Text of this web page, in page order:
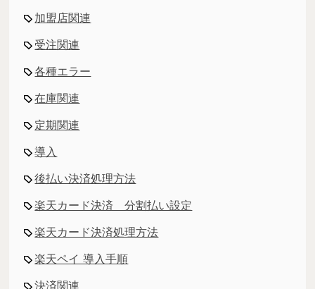
加盟店関連
受注関連
各種エラー
在庫関連
定期関連
導入
後払い決済処理方法
楽天カード決済 分割払い設定
楽天カード決済処理方法
楽天ペイ 導入手順
決済関連